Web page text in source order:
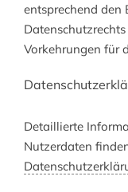
entsprechend den
Vorkehrungen für
Detaillierte
Nutzerdaten